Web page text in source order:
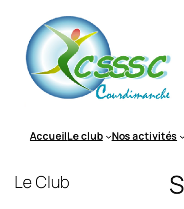
AccueilLe club Nos activités
Le Club